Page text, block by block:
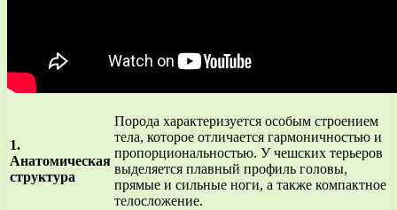
1.
Анатомическая
структура
Порода характеризуется особым строением
тела, которое отличается гармоничностью и
пропорциональностью. У чешских терьеров
выделяется плавный профиль головы,
прямые и сильные ноги, а также компактное
телосложение.